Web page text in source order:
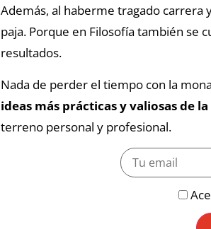
Además, al haberme tragado carrera
paja. Porque en Filosofía también se
resultados.
Nada de perder el tiempo con la
ideas más prácticas y valiosas de
terreno personal y profesional.